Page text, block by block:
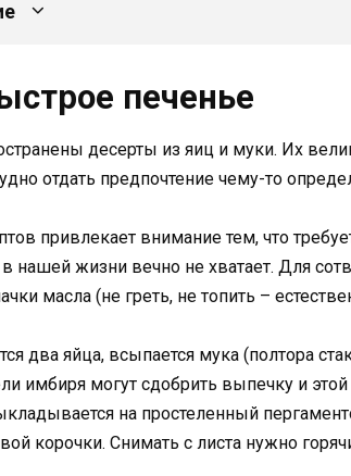
печенье
десерты из яиц и муки. Их
отдать предпочтение чему-то
привлекает внимание тем, что
нашей жизни вечно не хватает. Для
масла (не греть, не топить –
два яйца, всыпается мука (полтора
имбиря могут сдобрить выпечку и
на простеленный
корочки. Снимать с листа нужно